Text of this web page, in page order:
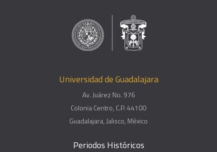
Universidad de Guadalajara
Av. Juárez No. 976
Colonia Centro, C.P. 44100
Guadalajara, Jalisco, México
Periodos Históricos